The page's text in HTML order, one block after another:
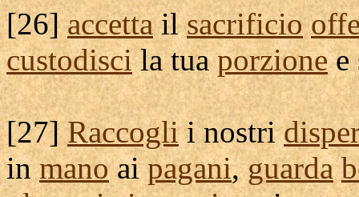
[26]accettailsacrificio
custodiscila tuaporzionee
[27]Raccoglii nostri
inmanoaipagani,guarda